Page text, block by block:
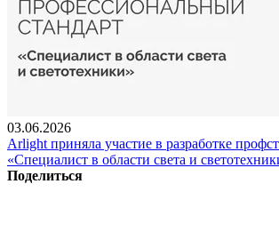
03.06.2026
Arlight приняла участие в разработке
«Специалист в области света и
Поделиться